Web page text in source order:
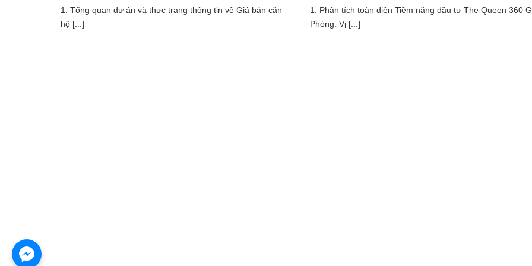
1. Tổng quan dự án và thực trạng thông tin về Giá bán căn
hộ [...]
1. Phân tích toàn diện Tiềm năng đầu tư The Queen 360
Phóng: Vị [...]